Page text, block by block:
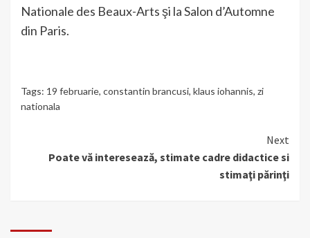
Nationale des Beaux-Arts şi la Salon d’Automne
din Paris.
Tags: 19 februarie, constantin brancusi, klaus iohannis, zi
nationala
Reading
Next
Poate vă interesează, stimate cadre didactice si
stimaţi părinţi